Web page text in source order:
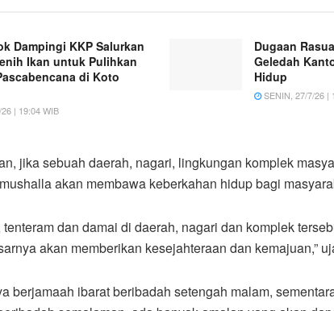
Dampingi KKP Salurkan
Ikan untuk Pulihkan
di Koto
| 19:04 WIB
Dugaan
Geledah
Hidup
SENIN, 27/7/26 |
jika sebuah daerah, nagari, lingkungan komplek
akan membawa keberkahan hidup bagi
tenteram dan damai di daerah, nagari dan komplek
akan memberikan kesejahteraan dan kemajuan,”
berjamaah ibarat beribadah setengah malam,